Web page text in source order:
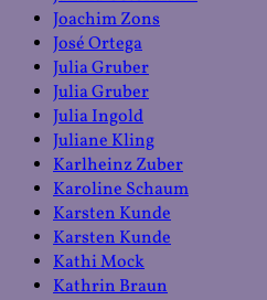
Joachim Zons
José Ortega
Julia Gruber
Julia Gruber
Julia Ingold
Juliane Kling
Karlheinz Zuber
Karoline Schaum
Karsten Kunde
Karsten Kunde
Kathi Mock
Kathrin Braun